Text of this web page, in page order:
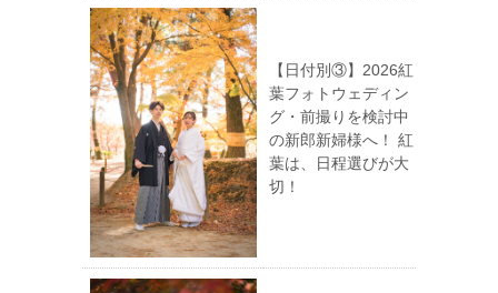
【日付別③】2026紅
葉フォトウェディン
グ・前撮りを検討中
の新郎新婦様へ！ 紅
葉は、日程選びが大
切！